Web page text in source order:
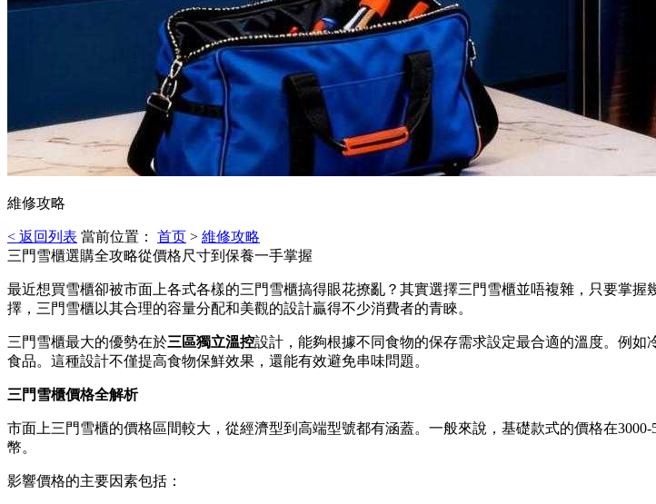
維修攻略
< 返回列表 當前位置： 首页 > 維修攻略
三門雪櫃選購全攻略從價格尺寸到保養一手掌握
最近想買雪櫃卻被市面上各式各樣的三門雪櫃搞得眼花撩亂？其實選擇三門雪櫃並唔複雜，只要掌
擇，三門雪櫃以其合理的容量分配和美觀的設計贏得不少消費者的青睞。
三門雪櫃最大的優勢在於三區獨立溫控設計，能夠根據不同食物的保存需求設定最合適的溫度。例
食品。這種設計不僅提高食物保鮮效果，還能有效避免串味問題。
三門雪櫃價格全解析
市面上三門雪櫃的價格區間較大，從經濟型到高端型號都有涵蓋。一般來說，基礎款式的價格在
幣。
影響價格的主要因素包括：